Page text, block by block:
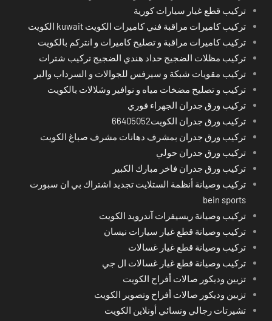
تركيب قطع غيار سيارات كورية
تركيب كاميرات مراقبة فني كاميرات الكويت kuwait الكويت
تركيب كاميرات مراقبة و تصليح كاميرات و انتركم بالكويت
تركيب مظلات الضجيج حداد هندي الضجيج تركيب شترات
تركيب مقويات شبكة و سيرفس للجوالات و السرداب والبر
تركيب و تصليح مضخات مياه و نوافير وشلالات بالكويت
تركيب ورق جدران الجهراء فوري
تركيب ورق جدران الكويت66405052
تركيب ورق جدران بمشرف دهانات مشرف صباغ الكويت
تركيب ورق جدران حولي
تركيب ورق جدران فاخر مبارك الكبير
تركيب وصيانة أنظمة الستلايت تجديد اشتراك بي ان سبورت
bein sports
تركيب وصيانة ريسيفرات آندرويد الكويت
تركيب وصيانة قطع غيار سيارات نيسان
تركيب وصيانة قطع غيار غسالات
تركيب وصيانة قطع غيار غسالات ال جي
تزيين وديكور صالات أفراح الكويت
تزيين وديكور صالات أفراح وتصوير الكويت
تشيرتات رجالي ونسائي أونلاين الكويت